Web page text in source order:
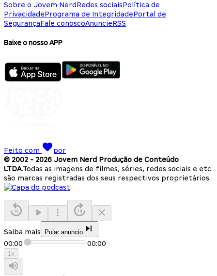
Sobre o Jovem NerdRedes sociaisPolítica de
PrivacidadePrograma de IntegridadePortal de
SegurançaFale conoscoAnuncieRSS
Baixe o nosso APP
Feito com
por
© 2002 - 2026 Jovem Nerd Produção de Conteúdo
LTDA.Todas as imagens de filmes, séries, redes sociais e etc.
são marcas registradas dos seus respectivos proprietários.
Saiba mais Pular anuncio
00:00 00:00
1x